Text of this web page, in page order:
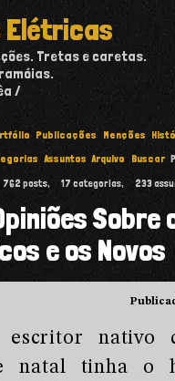
Tretas e caretas.
Publicações Menções
Assuntos Arquivo Buscar
762 posts, 17 categorias, 233
Sobre
e os Novos
escritor nativo
natal tinha o